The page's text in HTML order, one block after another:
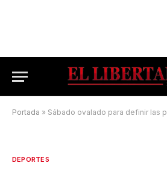
Portada » Sábado ovalado para definir las
DEPORTES